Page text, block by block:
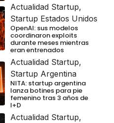
Actualidad Startup,
Startup Estados Unidos
OpenAI: sus modelos
coordinaron exploits
durante meses mientras
eran entrenados
Actualidad Startup,
Startup Argentina
NITA: startup argentina
lanza botines para pie
femenino tras 3 años de
I+D
Actualidad Startup,